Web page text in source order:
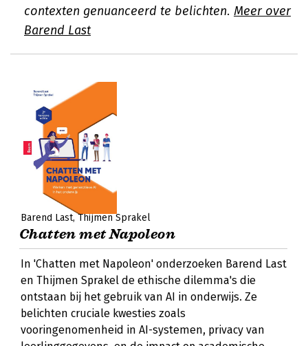
contexten genuanceerd te belichten. Meer over
Barend Last
Barend Last Thijmen Sprakel
Chatten met Napoleon
In 'Chatten met Napoleon' onderzoeken Barend Last
en Thijmen Sprakel de ethische dilemma's die
ontstaan bij het gebruik van AI in onderwijs. Ze
belichten cruciale kwesties zoals
vooringenomenheid in AI-systemen, privacy van